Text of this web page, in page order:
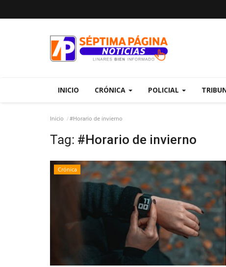
INICIO CRÓNICA POLICIAL
Inicio #Horario de invierno
Tag: #Horario de invierno
Crónica